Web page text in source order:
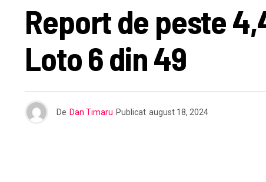
Report de peste
Loto 6 din 49
De Dan Timaru Publicat august 18, 2024